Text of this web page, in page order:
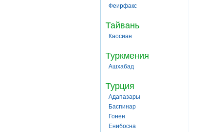
Феирфакс
Тайвань
Каосиан
Туркмения
Ашхабад
Турция
Адапазары
Баспинар
Гонен
Енибосна